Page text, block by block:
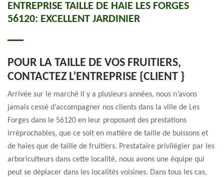
ENTREPRISE TAILLE DE HAIE LES FORGES
56120: EXCELLENT JARDINIER
POUR LA TAILLE DE VOS FRUITIERS,
CONTACTEZ L’ENTREPRISE {CLIENT }
Arrivée sur le marché il y a plusieurs années, nous n’avons
jamais cessé d’accompagner nos clients dans la ville de Les
Forges dans le 56120 en leur proposant des prestations
irréprochables, que ce soit en matière de taille de buissons et
de haies que de taille de fruitiers. Prestataire privilégier par les
arboriculteurs dans cette localité, nous avons une équipe qui
peut se déplacer dans les localités voisines. Dans tous les cas,